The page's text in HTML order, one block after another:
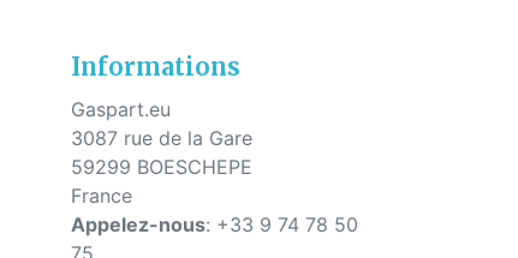
Informations
Gaspart.eu
3087 rue de la Gare
59299 BOESCHEPE
France
Appelez-nous: +33 9 74 78 50